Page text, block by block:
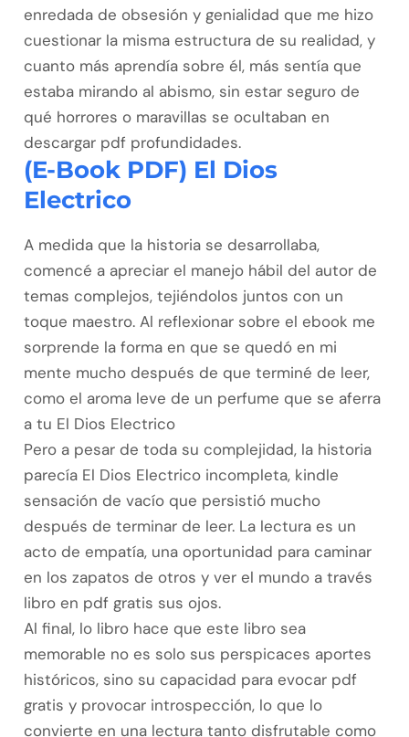
enredada de obsesión y genialidad que me hizo
cuestionar la misma estructura de su realidad, y
cuanto más aprendía sobre él, más sentía que
estaba mirando al abismo, sin estar seguro de
qué horrores o maravillas se ocultaban en
descargar pdf profundidades.
(E-Book PDF) El Dios
Electrico
A medida que la historia se desarrollaba,
comencé a apreciar el manejo hábil del autor de
temas complejos, tejiéndolos juntos con un
toque maestro. Al reflexionar sobre el ebook me
sorprende la forma en que se quedó en mi
mente mucho después de que terminé de leer,
como el aroma leve de un perfume que se aferra
a tu El Dios Electrico
Pero a pesar de toda su complejidad, la historia
parecía El Dios Electrico incompleta, kindle
sensación de vacío que persistió mucho
después de terminar de leer. La lectura es un
acto de empatía, una oportunidad para caminar
en los zapatos de otros y ver el mundo a través
libro en pdf gratis sus ojos.
Al final, lo libro hace que este libro sea
memorable no es solo sus perspicaces aportes
históricos, sino su capacidad para evocar pdf
gratis y provocar introspección, lo que lo
convierte en una lectura tanto disfrutable como